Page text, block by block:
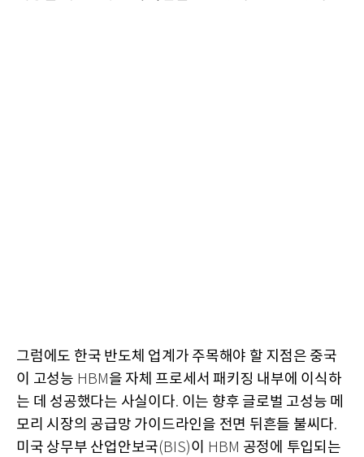
그럼에도 한국 반도체 업계가 주목해야 할 지점은 중국
이 고성능 HBM 을 자체 프로세서 패키징 내부에 이식하
는 데 성공했다는 사실이다. 이는 향후 글로벌 고성능 메
모리 시장의 공급망 가이드라인을 전면 뒤흔들 불씨다.
미국 상무부 산업안보국(BIS)이 HBM 공정에 투입되는